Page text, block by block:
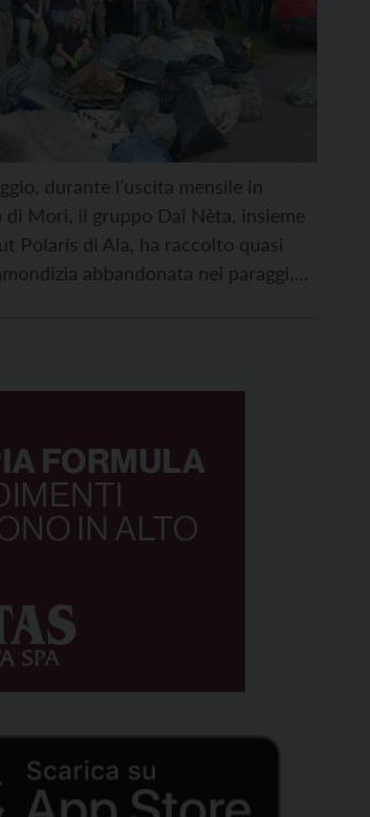
durante l’uscita mensile in
di Mori, il gruppo Dai Nèta, insieme
Polaris di Ala, ha raccolto quasi
abbandonata nei paraggi,